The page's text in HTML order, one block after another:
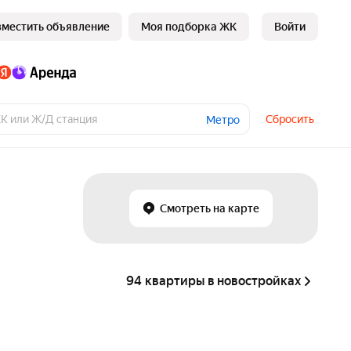
объявление Моя подборка ЖК Войти
Метро Сбросить
Смотреть на карте
94 квартиры в новостройках